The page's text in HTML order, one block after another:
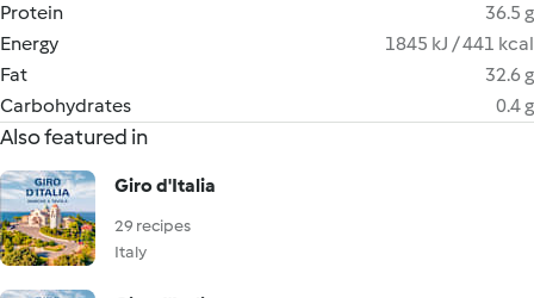
Protein
36.5 g
Energy
1845 kJ / 441 kcal
Fat
32.6 g
Carbohydrates
0.4 g
Also featured in
Giro d'Italia
29 recipes
Italy